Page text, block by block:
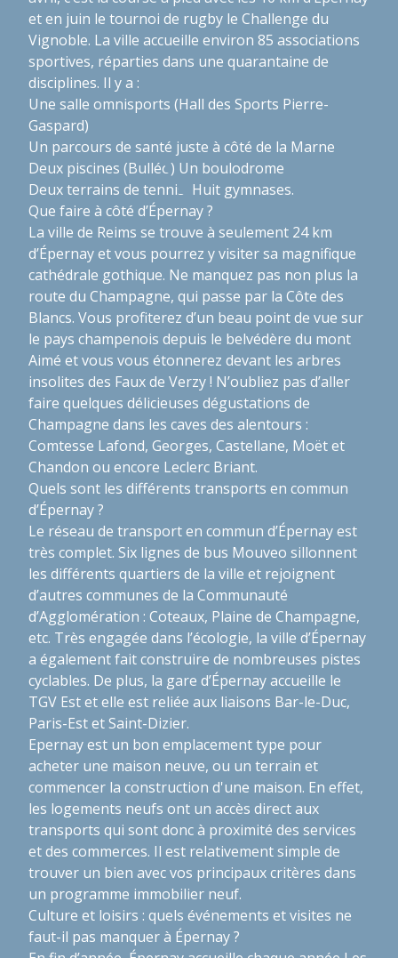
et en juin le tournoi de rugby le Challenge du
Vignoble. La ville accueille environ 85 associations
sportives, réparties dans une quarantaine de
disciplines. Il y a :
Une salle omnisports (Hall des Sports Pierre-
Gaspard)
Un parcours de santé juste à côté de la Marne
Deux piscines (Bulléo) Un boulodrome
Deux terrains de tennis Huit gymnases.
Que faire à côté d’Épernay ?
La ville de Reims se trouve à seulement 24 km
d’Épernay et vous pourrez y visiter sa magnifique
cathédrale gothique. Ne manquez pas non plus la
route du Champagne, qui passe par la Côte des
Blancs. Vous profiterez d’un beau point de vue sur
le pays champenois depuis le belvédère du mont
Aimé et vous vous étonnerez devant les arbres
insolites des Faux de Verzy ! N’oubliez pas d’aller
faire quelques délicieuses dégustations de
Champagne dans les caves des alentours :
Comtesse Lafond, Georges, Castellane, Moët et
Chandon ou encore Leclerc Briant.
Quels sont les différents transports en commun
d’Épernay ?
Le réseau de transport en commun d’Épernay est
très complet. Six lignes de bus Mouveo sillonnent
les différents quartiers de la ville et rejoignent
d’autres communes de la Communauté
d’Agglomération : Coteaux, Plaine de Champagne,
etc. Très engagée dans l’écologie, la ville d’Épernay
a également fait construire de nombreuses pistes
cyclables. De plus, la gare d’Épernay accueille le
TGV Est et elle est reliée aux liaisons Bar-le-Duc,
Paris-Est et Saint-Dizier.
Epernay est un bon emplacement type pour
acheter une maison neuve, ou un terrain et
commencer la construction d'une maison. En effet,
les logements neufs ont un accès direct aux
transports qui sont donc à proximité des services
et des commerces. Il est relativement simple de
trouver un bien avec vos principaux critères dans
un programme immobilier neuf.
Culture et loisirs : quels événements et visites ne
faut-il pas manquer à Épernay ?